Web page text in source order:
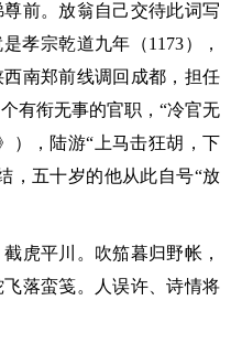
前。放翁自己交待此词写
是孝宗乾道九年（1173），
南郑前线调回成都，担任
有衔无事的官职， “冷官无
），陆游“上马击狂胡，下
，五十岁的他从此自号“放
平川。吹笳暮归野帐，
落蛮笺。人误许、诗情将